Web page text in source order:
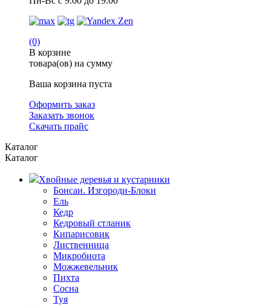
(0)
В корзине
товара(ов) на сумму
Ваша корзина пуста
Оформить заказ
Заказать звонок
Скачать прайс
Каталог
Каталог
Хвойные деревья и кустарники
Бонсаи. Изгороди-Блоки
Ель
Кедр
Кедровый стланик
Кипарисовик
Лиственница
Микробиота
Можжевельник
Пихта
Сосна
Туя